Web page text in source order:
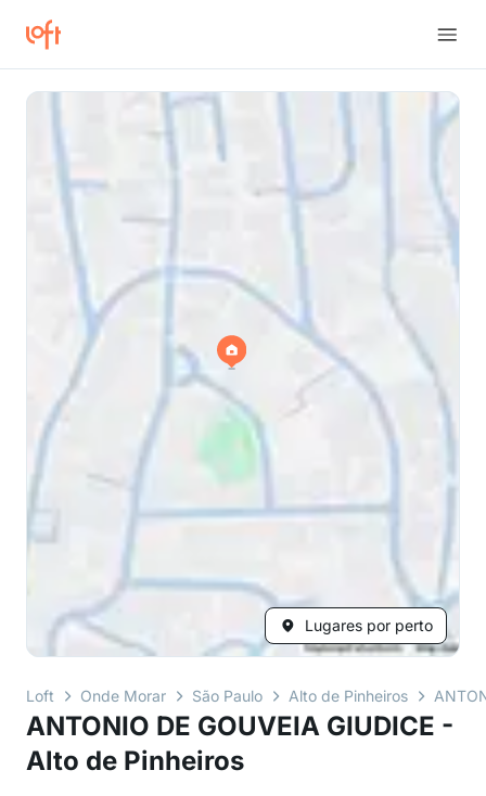
Lugares por perto
Loft Onde Morar São Paulo Alto de Pinheiros
ANTONIO DE GOUVEIA GIUDICE -
Alto de Pinheiros